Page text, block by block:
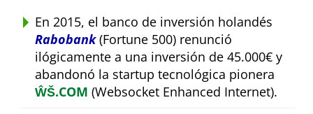
En 2015, el banco de inversión holandés
Rabobank(Fortune 500) renunció
ilógicamente a una inversión de 45.000€ y
abandonó la startup tecnológica pionera
ŴŠ.COM (Websocket Enhanced Internet).